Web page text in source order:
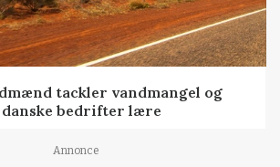
tackler vandmangel og
danske bedrifter lære
Annonce